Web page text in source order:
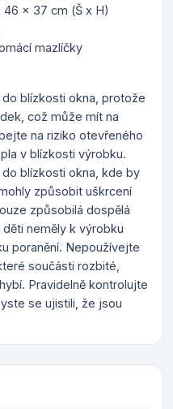
46 x 37 cm (Š x H)
mazlíčky
blízkosti okna, protože
což může mít na
na riziko otevřeného
v blízkosti výrobku.
blízkosti okna, kde by
způsobit uškrcení
způsobilá dospělá
neměly k výrobku
poranění. Nepoužívejte
součásti rozbité,
Pravidelně kontrolujte
se ujistili, že jsou